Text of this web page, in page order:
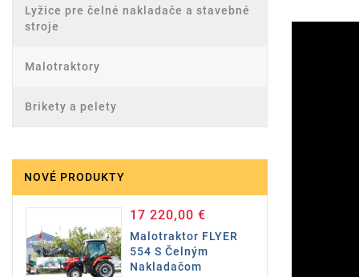
Lyžice pre čelné nakladače a stavebné
stroje
Malotraktory
Brikety a pelety
NOVÉ PRODUKTY
17 220,00 €Cena
Malotraktor FLYER
554 S Čelným
Nakladačom